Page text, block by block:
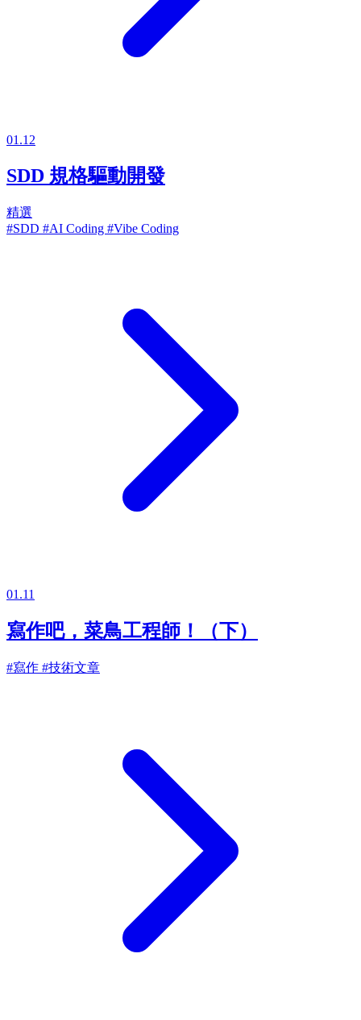
01.12
SDD 規格驅動開發
精選
#SDD #AI Coding #Vibe Coding
01.11
寫作吧，菜鳥工程師！（下）
#寫作 #技術文章